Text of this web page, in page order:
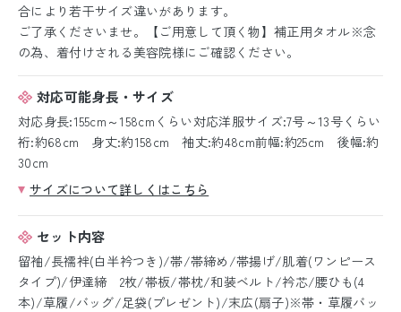
合により若干サイズ違いがあります。
ご了承くださいませ。【ご用意して頂く物】補正用タオル※念
の為、着付けされる美容院様にご確認ください。
対応可能身長・サイズ
対応身長:155cm～158cmくらい対応洋服サイズ:7号～13号くらい
裄:約68cm 身丈:約158cm 袖丈:約48cm前幅:約25cm 後幅:約
30cm
サイズについて詳しくはこちら
セット内容
留袖/長襦袢(白半衿つき)/帯/帯締め/帯揚げ/肌着(ワンピース
タイプ)/伊達締 2枚/帯板/帯枕/和装ベルト/衿芯/腰ひも(4
本)/草履/バッグ/足袋(プレゼント)/末広(扇子)※帯・草履バッ